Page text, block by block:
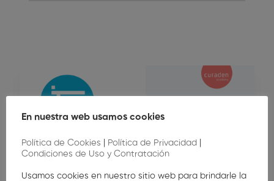
En nuestra web usamos cookies
Política de Cookies Política de Privacidad
Condiciones de Uso y Contratación
Usamos cookies en nuestro sitio web para brindarle la